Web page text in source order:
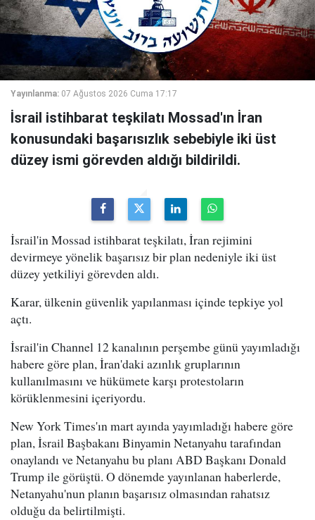
Yayınlanma: 07 Ağustos 2026 Cuma 17:17
İsrail istihbarat teşkilatı Mossad'ın İran
konusundaki başarısızlık sebebiyle iki üst
düzey ismi görevden aldığı bildirildi.
İsrail'in Mossad istihbarat teşkilatı, İran rejimini
devirmeye yönelik başarısız bir plan nedeniyle iki üst
düzey yetkiliyi görevden aldı.
Karar, ülkenin güvenlik yapılanması içinde tepkiye yol
açtı.
İsrail'in Channel 12 kanalının perşembe günü yayımladığı
habere göre plan, İran'daki azınlık gruplarının
kullanılmasını ve hükümete karşı protestoların
körüklenmesini içeriyordu.
New York Times'ın mart ayında yayımladığı habere göre
plan, İsrail Başbakanı Binyamin Netanyahu tarafından
onaylandı ve Netanyahu bu planı ABD Başkanı Donald
Trump ile görüştü. O dönemde yayınlanan haberlerde,
Netanyahu'nun planın başarısız olmasından rahatsız
olduğu da belirtilmişti.